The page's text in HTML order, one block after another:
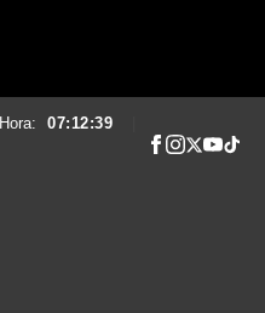
Hora: 07:12:40